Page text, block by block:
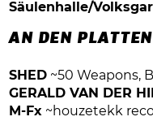
Säulenhalle/
AN DEN
SHED ~50 Weapons,
GERALD VAN DER
M-Fx ~houzetekk